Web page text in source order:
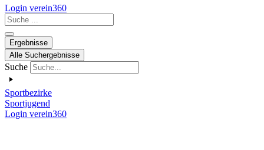
Login verein360
Search
...
Ergebnisse
Alle Suchergebnisse
Suche
Sportbezirke
Sportjugend
Login verein360